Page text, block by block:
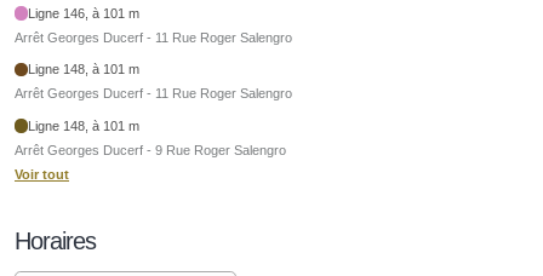
Ligne 146, à 101 m
Arrêt Georges Ducerf - 11 Rue Roger Salengro
Ligne 148, à 101 m
Arrêt Georges Ducerf - 11 Rue Roger Salengro
Ligne 148, à 101 m
Arrêt Georges Ducerf - 9 Rue Roger Salengro
Voir tout
Horaires